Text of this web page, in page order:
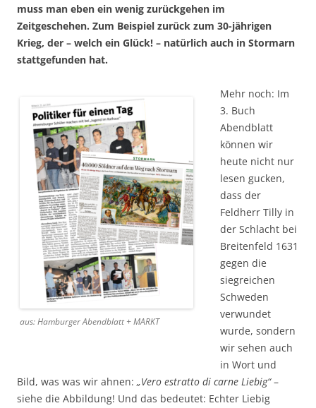
muss man eben ein wenig zurückgehen im
Zeitgeschehen. Zum Beispiel zurück zum 30-jährigen
Krieg, der – welch ein Glück! – natürlich auch in Stormarn
stattgefunden hat.
aus: Hamburger Abendblatt + MARKT
Mehr noch: Im
3. Buch
Abendblatt
können wir
heute nicht nur
lesen gucken,
dass der
Feldherr Tilly in
der Schlacht bei
Breitenfeld 1631
gegen die
siegreichen
Schweden
verwundet
wurde, sondern
wir sehen auch
in Wort und
Bild, was was wir ahnen: „Vero estratto di carne Liebig“–
siehe die Abbildung! Und das bedeutet: Echter Liebig